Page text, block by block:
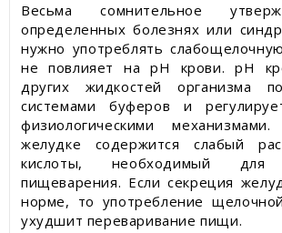
Весьма сомнительное
определенных болезнях или
нужно употреблять
не повлияет на рН крови. рН
других жидкостей организма
системами буферов и
физиологическими
желудке содержится слабый
кислоты, необходимый для
пищеварения. Если секреция
норме, то употребление
ухудшит переваривание пищи.